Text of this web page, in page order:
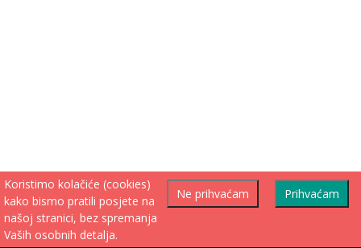
Prihvaćam
Ne prihvaćam
Koristimo kolačiće (cookies)
kako bismo pratili posjete na
našoj stranici, bez spremanja
Vaših osobnih detalja.